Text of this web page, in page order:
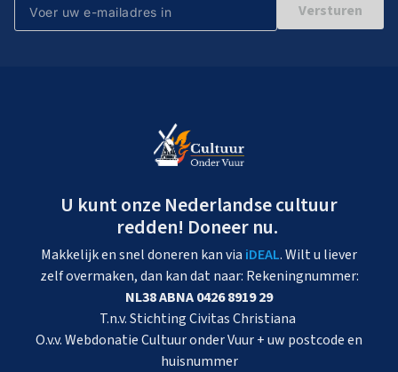
Versturen
U kunt onze Nederlandse cultuur
redden! Doneer nu.
Makkelijk en snel doneren kan via iDEAL. Wilt u liever
zelf overmaken, dan kan dat naar: Rekeningnummer:
NL38 ABNA 0426 8919 29
T.n.v. Stichting Civitas Christiana
O.v.v. Webdonatie Cultuur onder Vuur + uw postcode en
huisnummer